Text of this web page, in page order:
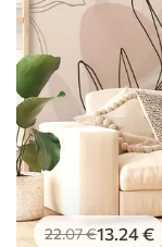
22.07€13.24€